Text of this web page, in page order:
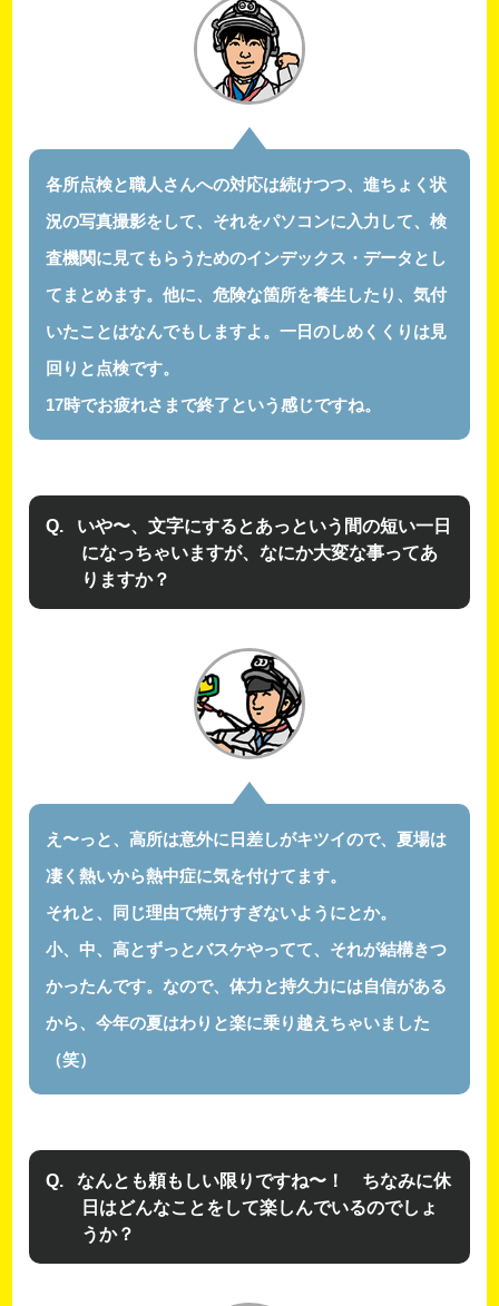
各所点検と職人さんへの対応は続けつつ、進ちょく状
況の写真撮影をして、それをパソコンに入力して、検
査機関に見てもらうためのインデックス・データとし
てまとめます。他に、危険な箇所を養生したり、気付
いたことはなんでもしますよ。一日のしめくくりは見
回りと点検です。
17時でお疲れさまで終了という感じですね。
いや〜、文字にするとあっという間の短い一日
になっちゃいますが、なにか大変な事ってあ
りますか？
え〜っと、高所は意外に日差しがキツイので、夏場は
凄く熱いから熱中症に気を付けてます。
それと、同じ理由で焼けすぎないようにとか。
小、中、高とずっとバスケやってて、それが結構きつ
かったんです。なので、体力と持久力には自信がある
から、今年の夏はわりと楽に乗り越えちゃいました
（笑）
なんとも頼もしい限りですね〜！ ちなみに休
日はどんなことをして楽しんでいるのでしょ
うか？